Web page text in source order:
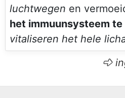
luchtwegen en
het immuunsysteem
vitaliseren het hele